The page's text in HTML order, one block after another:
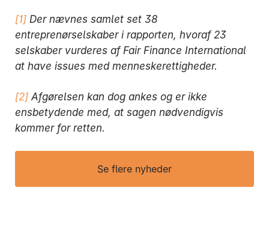
[1] Der nævnes samlet set 38
entreprenørselskaber i rapporten, hvoraf 23
selskaber vurderes af Fair Finance International
at have issues med menneskerettigheder.
[2] Afgørelsen kan dog ankes og er ikke
ensbetydende med, at sagen nødvendigvis
kommer for retten.
Se flere nyheder